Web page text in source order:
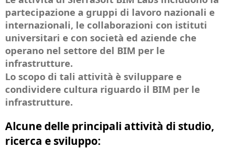
Modeling
applicata
alla
topografia
e
alle
infrastrutture
trasporto
infrastrutture
e
le
costruzioni
SierraSoft
Infra
Design
Studio
Software
per
progettazione
informativa
SierraSoft
BIM
Estensione
software
per
lo
scambio
SierraSoft
BIM
la
topografia,
la
progettazione
infrastrutture
e
le
costruzioni
per
la
topografia,
la
progettazione
di
infrastrutture
e
costruzioni
servizi
offerti
Subscription
Caratteristiche
dell'abbonamento
Codici
di
attivazione
codici
di
attivazione
Chi
siamo
Informazioni
su
SierraSoft
Contatti
Indirizzi,
contatti
rete
di
vendita
LinkedIn
Facebook
YouTube
X
(ex
Twitter)
Instagram
NEWSLETTER
Iscriviti
Newsletter
Tieniti
informato
su
novità,
e
offerte
riguardanti
E-
SierraSoft
B2B
Store
Acquista
i
SierraSoft
direttamente
LINGUA
Italiano
English
Portugûes
Español
partecipazione a gruppi di lavoro nazionali e
internazionali, le collaborazioni con istituti
universitari e con società ed aziende che
operano nel settore del BIM per le
infrastrutture.
Lo scopo di tali attività è sviluppare e
condividere cultura riguardo il BIM per le
infrastrutture.
Alcune delle principali attività di studio,
ricerca e sviluppo: